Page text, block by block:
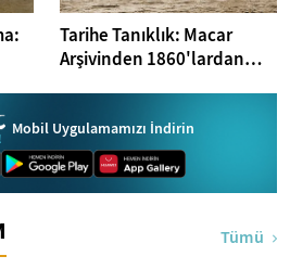
Tarihe Tanıklık: Macar
Arşivinden 1860'lardan
Mobil Uygulamamızı İndirin
Tümü